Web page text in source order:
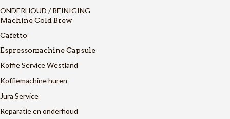
ONDERHOUD / REINIGING
Machine Cold Brew
Cafetto
Espressomachine Capsule
Koffie Service Westland
Koffiemachine huren
Jura Service
Reparatie en onderhoud